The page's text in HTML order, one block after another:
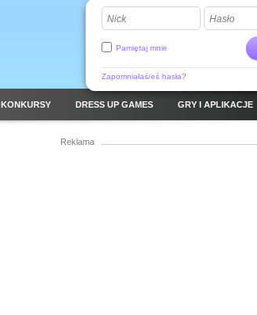
Nick Hasło
Pamiętaj mnie
Zapomniałaś/eś hasła?
KONKURSY DRESS UP GAMES GRY I APLIKACJE
Reklama